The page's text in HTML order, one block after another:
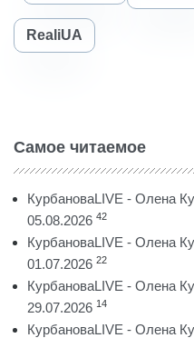
RealiUA
Самое читаемое
КурбановаLIVE - Олена
05.08.2026 42
КурбановаLIVE - Олена
01.07.2026 22
КурбановаLIVE - Олена
29.07.2026 14
КурбановаLIVE - Олена